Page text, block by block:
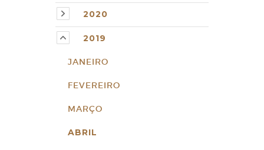
2020
2019
JANEIRO
FEVEREIRO
MARÇO
ABRIL